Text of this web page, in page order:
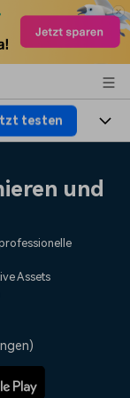
testen
Sie
und
Assets
)